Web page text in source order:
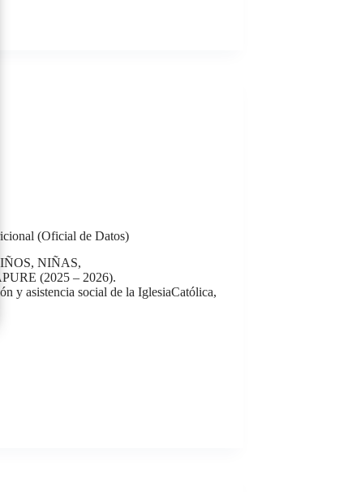
(Oficial de Datos)
NIÑAS,
(2025 – 2026).
y asistencia social de la IglesiaCatólica,